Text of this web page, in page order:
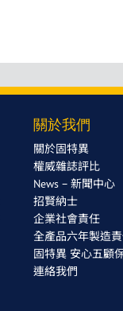
關於我們
關於固特異
權威雜誌評比
News – 新聞中心
招賢納士
企業社會責任
全產品六年製造
固特異 安心五顧
連絡我們